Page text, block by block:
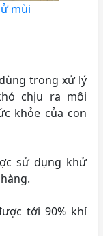
mùi
trong xử lý
chịu ra môi
khỏe của con
sử dụng khử
tới 90% khí